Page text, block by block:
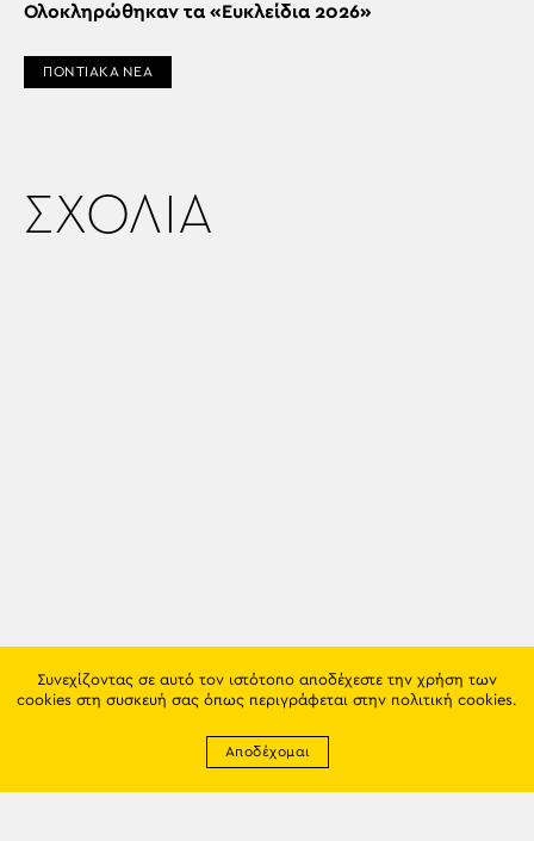
Ολοκληρώθηκαν τα «Ευκλείδια 2026»
ΠΟΝΤΙΑΚΑ ΝΕΑ
ΣΧΟΛΙΑ
Συνεχίζοντας σε αυτό τον ιστότοπο αποδέχεστε την χρήση των
cookies στη συσκευή σας όπως περιγράφεται στην πολιτική cookies.
Αποδέχομαι